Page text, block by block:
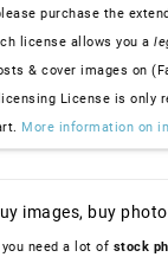
purchase the
license allows you a
& cover images on
License is only
More information on
images, buy
need a lot of stock